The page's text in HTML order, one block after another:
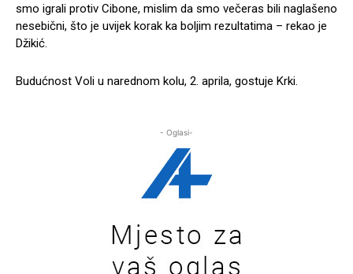
smo igrali protiv Cibone, mislim da smo večeras bili naglašeno
nesebični, što je uvijek korak ka boljim rezultatima – rekao je
Džikić.
Budućnost Voli u narednom kolu, 2. aprila, gostuje Krki.
- Oglasi-